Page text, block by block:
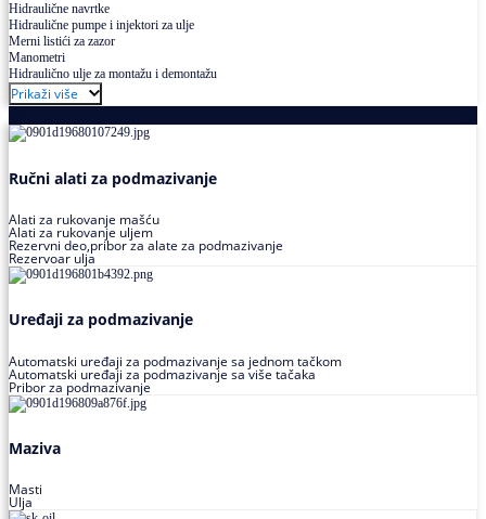
Hidraulične navrtke
Hidraulične pumpe i injektori za ulje
Merni listići za zazor
Manometri
Hidraulično ulje za montažu i demontažu
Prikaži više
Ručni alati za podmazivanje
Alati za rukovanje mašću
Alati za rukovanje uljem
Rezervni deo,pribor za alate za podmazivanje
Rezervoar ulja
Uređaji za podmazivanje
Automatski uređaji za podmazivanje sa jednom tačkom
Automatski uređaji za podmazivanje sa više tačaka
Pribor za podmazivanje
Maziva
Masti
Ulja